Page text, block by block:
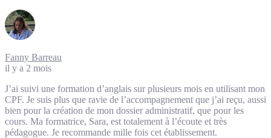
Fanny Barreau
il y a 2 mois
J’ai suivi une formation d’anglais sur plusieurs mois en utilisant mon
CPF. Je suis plus que ravie de l’accompagnement que j’ai reçu, aussi
bien pour la création de mon dossier administratif, que pour les
cours. Ma formatrice, Sara, est totalement à l’écoute et très
pédagogue. Je recommande mille fois cet établissement.